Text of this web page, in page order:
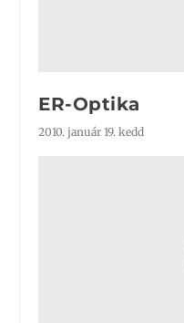
ER-Optika
2010. január 19. kedd